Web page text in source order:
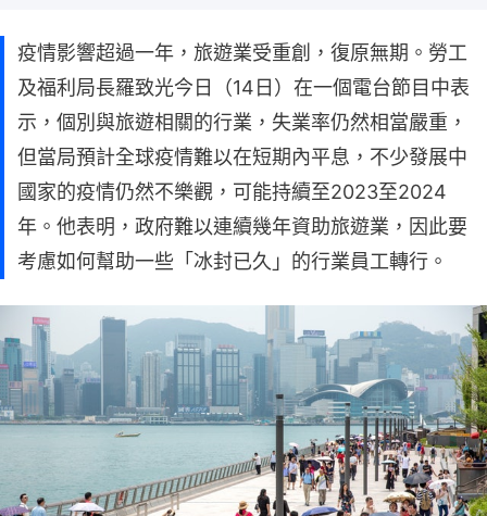
疫情影響超過一年，旅遊業受重創，復原無期。勞工
及福利局長羅致光今日（14日）在一個電台節目中表
示，個別與旅遊相關的行業，失業率仍然相當嚴重，
但當局預計全球疫情難以在短期內平息，不少發展中
國家的疫情仍然不樂觀，可能持續至2023至2024
年。他表明，政府難以連續幾年資助旅遊業，因此要
考慮如何幫助一些「冰封已久」的行業員工轉行。